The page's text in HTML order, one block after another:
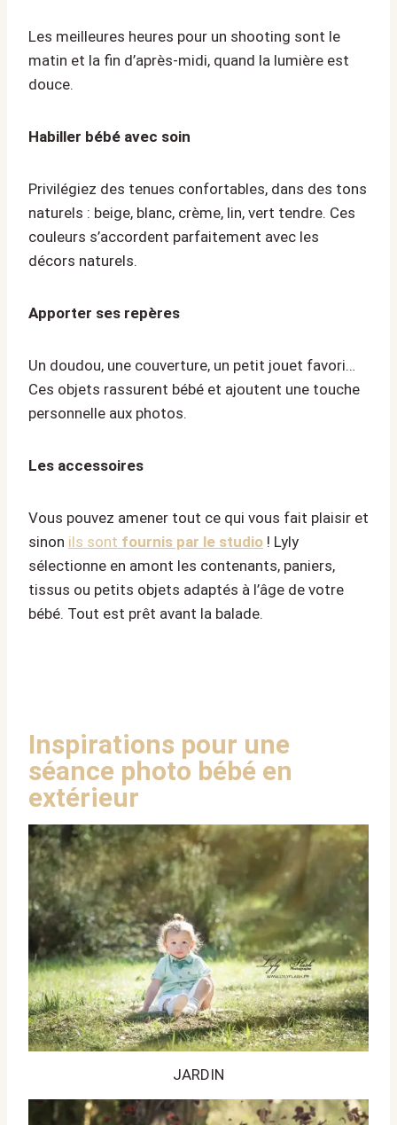
Les meilleures heures pour un shooting sont le
matin et la fin d’après-midi, quand la lumière est
douce.
Habiller bébé avec soin
Privilégiez des tenues confortables, dans des tons
naturels : beige, blanc, crème, lin, vert tendre. Ces
couleurs s’accordent parfaitement avec les
décors naturels.
Apporter ses repères
Un doudou, une couverture, un petit jouet favori…
Ces objets rassurent bébé et ajoutent une touche
personnelle aux photos.
Les accessoires
Vous pouvez amener tout ce qui vous fait plaisir et
sinon ils sont fournis par le studio ! Lyly
sélectionne en amont les contenants, paniers,
tissus ou petits objets adaptés à l’âge de votre
bébé. Tout est prêt avant la balade.
Inspirations pour une
séance photo bébé en
extérieur
JARDIN